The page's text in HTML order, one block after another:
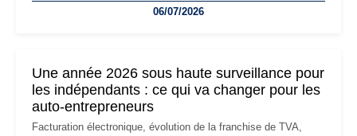
professionnels, recrutement, image de marque… Le
06/07/2026
Une année 2026 sous haute surveillance pour
les indépendants : ce qui va changer pour les
auto-entrepreneurs
Facturation électronique, évolution de la franchise de TVA,